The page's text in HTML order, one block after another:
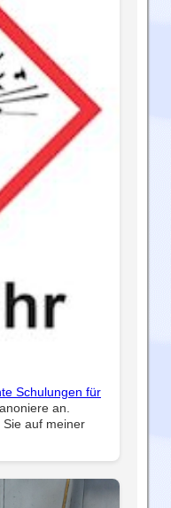
Schulungen für
an.
auf meiner